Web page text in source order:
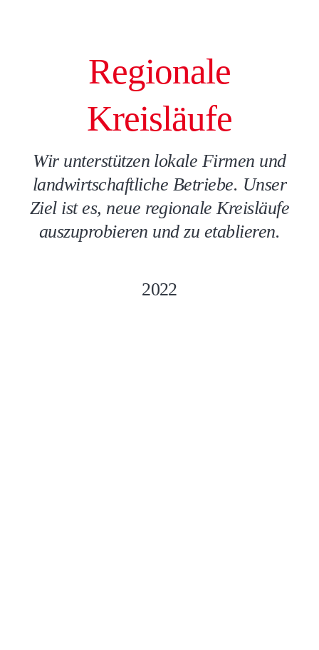
Regionale
Kreisläufe
Wir unterstützen lokale Firmen und
landwirtschaftliche Betriebe. Unser
Ziel ist es, neue regionale Kreisläufe
auszuprobieren und zu etablieren.
2022